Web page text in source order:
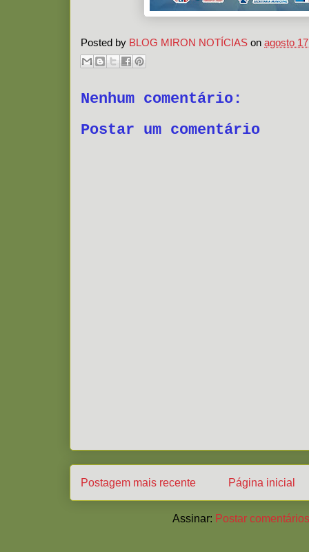
Posted by BLOG MIRON NOTÍCIAS on agosto
Nenhum comentário:
Postar um comentário
Postagem mais recente Página inicial
Assinar: Postar